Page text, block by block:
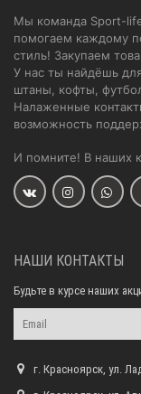
Мы команда Sport-
помогаем каждому
стиль! Закупаем
У нас ты найдёшь
штаны, кофты,
Налаженные
возможность
И помните! В наших
НАШИ КОНТАКТЫ
Будьте в курсе наших
г. Красноярск, ул.